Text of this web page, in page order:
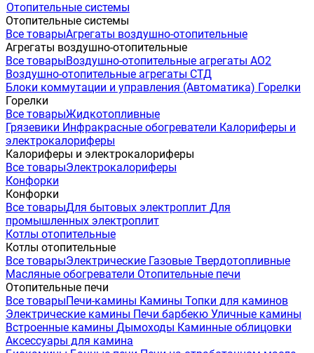
Отопительные системы
Отопительные системы
Все товарыАгрегаты воздушно-отопительные
Агрегаты воздушно-отопительные
Все товарыВоздушно-отопительные агрегаты АО2
Воздушно-отопительные агрегаты СТД
Блоки коммутации и управления (Автоматика) Горелки
Горелки
Все товарыЖидкотопливные
Грязевики Инфракрасные обогреватели Калориферы и
электрокалориферы
Калориферы и электрокалориферы
Все товарыЭлектрокалориферы
Конфорки
Конфорки
Все товарыДля бытовых электроплит Для
промышленных электроплит
Котлы отопительные
Котлы отопительные
Все товарыЭлектрические Газовые Твердотопливные
Масляные обогреватели Отопительные печи
Отопительные печи
Все товарыПечи-камины Камины Топки для каминов
Электрические камины Печи барбекю Уличные камины
Встроенные камины Дымоходы Каминные облицовки
Аксессуары для камина